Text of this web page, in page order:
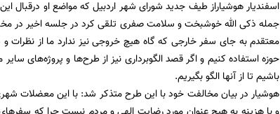
اسفندیار هوشیاراز طیف جدید شورای شهر اردبیل که مواضع او درقبال
جمله ذکی الله خوشبخت و سلامت صفری تلقی کرد در جلسه اخیر در
معتقدم به جای سفر خارجی که گاه هیچ خروجی نیز ندارد ما از
حوزه استفاده کنیم و اگر قصد الگوبرداری نیز از طرح‌ها و پروژه‌های
باشیم تا از آنها الگو بگیریم.
هوشیار در بیان مخالفت خود با این طرح متذکر شد: با این معضلات